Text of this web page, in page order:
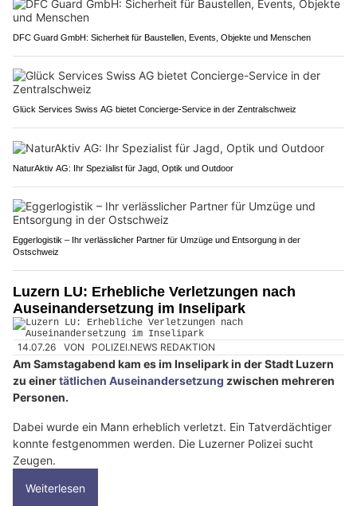
DFC Guard GmbH: Sicherheit für Baustellen, Events, Objekte und Menschen
Glück Services Swiss AG bietet Concierge-Service in der Zentralschweiz
NaturAktiv AG: Ihr Spezialist für Jagd, Optik und Outdoor
Eggerlogistik – Ihr verlässlicher Partner für Umzüge und Entsorgung in der
Ostschweiz
Luzern LU: Erhebliche Verletzungen nach
Auseinandersetzung im Inselipark
14.07.26 VON POLIZEI.NEWS REDAKTION
Am Samstagabend kam es im Inselipark in der Stadt Luzern
zu einertätlichen Auseinandersetzung zwischen mehreren
Personen.
Dabei wurde ein Mann erheblich verletzt. Ein Tatverdächtiger
konnte festgenommen werden. Die Luzerner Polizei sucht
Zeugen.
Weiterlesen